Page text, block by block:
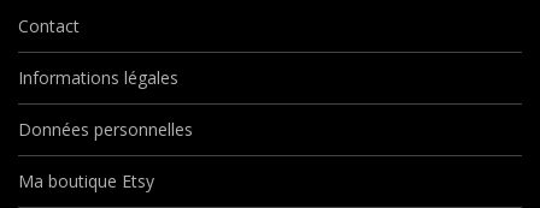
Contact
Informations légales
Données personnelles
Ma boutique Etsy